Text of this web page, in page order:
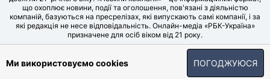
що охоплює новини, події та оголошення, пов'язані з діяльністю
компаній, базуються на пресрелізах, які випускають самі компанії, і за
які редакція не несе відповідальність. Онлайн-медіа «РБК-Україна»
призначене для осіб віком від 21 року.
© LLC «UBT MEDIA», 2006-2026.
Ми використовуємо cookies ПОГОДЖУЮСЯ